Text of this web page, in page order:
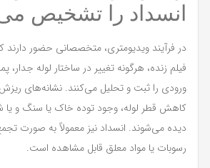
انسداد را تشخیص
در فرآیند ویدیومتری، متخصصانی حضور
فیلم زنده، هرگونه تغییر در ساختار لوله جدار،
ورودی را ثبت و تحلیل می‌کنند. نشانه‌های
کاهش قطر لوله، وجود توده خاک یا سنگ و
دیده می‌شوند. انسداد نیز معمولاً به صورت
رسوبات یا مواد معلق قابل مشاهده است.